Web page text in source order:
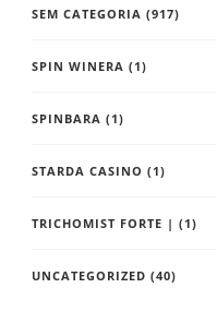
SEM CATEGORIA (917)
SPIN WINERA (1)
SPINBARA (1)
STARDA CASINO (1)
TRICHOMIST FORTE | (1)
UNCATEGORIZED (40)